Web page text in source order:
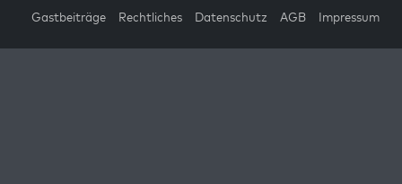
Gastbeiträge Rechtliches Datenschutz AGB Impressum